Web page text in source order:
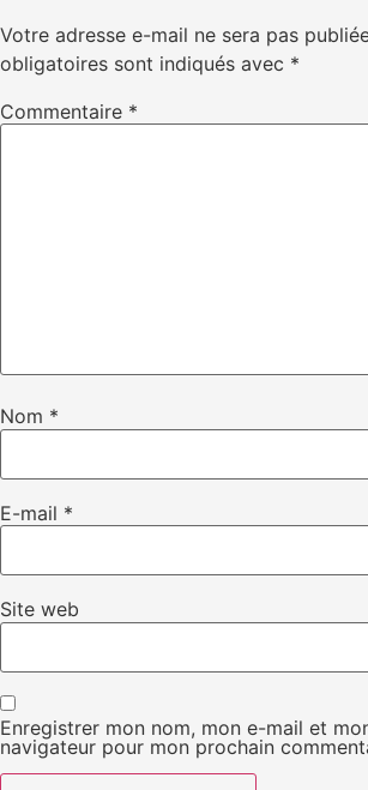
Votre adresse e-mail ne sera pas
obligatoires sont indiqués avec *
Commentaire *
Nom *
E-mail *
Site web
Enregistrer mon nom, mon e-mail et
navigateur pour mon prochain